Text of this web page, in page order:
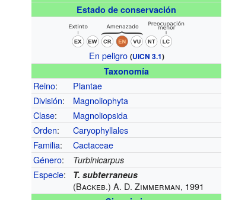
Estado de conservación
En peligro (UICN 3.1)
Taxonomía
Reino:
Plantae
División:
Magnoliophyta
Clase:
Magnoliopsida
Orden:
Caryophyllales
Familia:
Cactaceae
Género: Turbinicarpus
Especie: T. subterraneus
(Backeb.) A. D. Zimmerman, 1991